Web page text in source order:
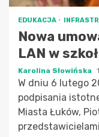
EDUKACJA
Nowa
LAN w
Karolina Słowińska
W dniu 6 lutego
podpisania
Miasta Łuków,